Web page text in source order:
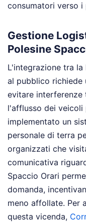
consumatori verso
Gestione
Polesine
L'integrazione tra
al pubblico richiede
evitare interferenze
l'afflusso dei veicoli
implementato un
personale di terra
organizzati che
comunicativa
Spaccio Orari
domanda,
meno affollate. Per
questa vicenda,